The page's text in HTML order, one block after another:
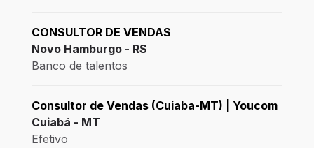
CONSULTOR DE VENDAS
Novo Hamburgo - RS
Banco de talentos
Consultor de Vendas (Cuiaba-MT) | Youcom
Cuiabá - MT
Efetivo